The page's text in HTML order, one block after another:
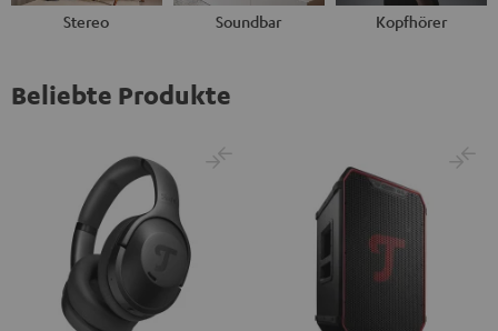
Stereo Soundbar Kopfhörer
Beliebte Produkte